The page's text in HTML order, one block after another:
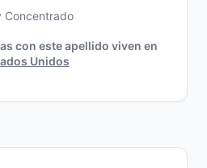
Concentrado
con este apellido viven en
Unidos